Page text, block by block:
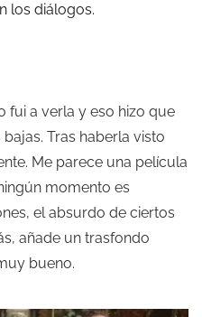
los diálogos.
fui a verla y eso hizo que
Tras haberla visto
Me parece una película
momento es
el absurdo de ciertos
añade un trasfondo
bueno.